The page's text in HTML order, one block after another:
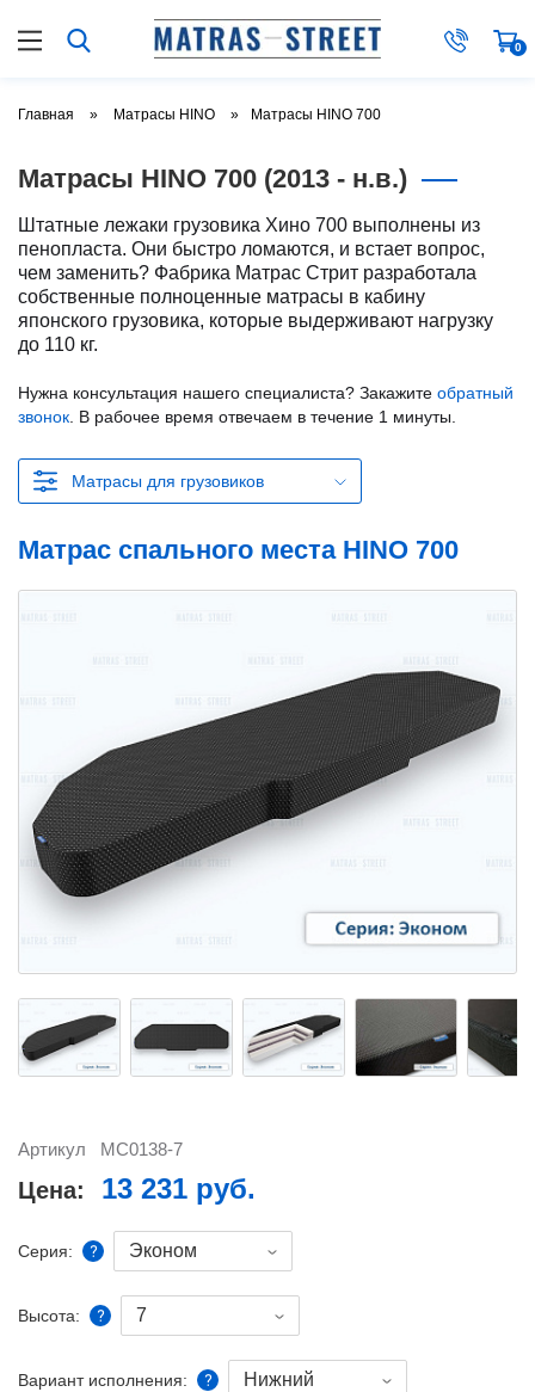
0
Главная Матрасы HINO Матрасы HINO 700
Матрасы HINO 700 (2013 - н.в.)
Штатные лежаки грузовика Хино 700 выполнены из
пенопласта. Они быстро ломаются, и встает вопрос,
чем заменить? Фабрика Матрас Стрит разработала
собственные полноценные матрасы в кабину
японского грузовика, которые выдерживают нагрузку
до 110 кг.
Нужна консультация нашего специалиста? Закажите обратный
звонок . В рабочее время отвечаем в течение 1 минуты.
Матрасы для грузовиков
Матрас спального места HINO 700
Артикул MC0138-7
Цена: 13 231 руб.
Серия: Эконом
Высота: 7
Вариант исполнения: Нижний